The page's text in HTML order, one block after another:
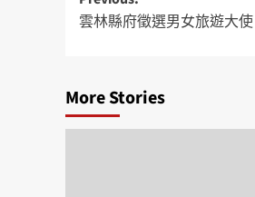
雲林縣府徵選男女旅遊大
More Stories